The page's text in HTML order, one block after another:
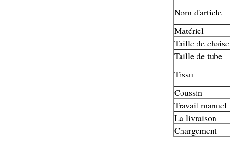
Nom d'article
Matériel
Taille de chaise
Taille de tube
Tissu
Coussin
Travail manuel
La livraison
Chargement